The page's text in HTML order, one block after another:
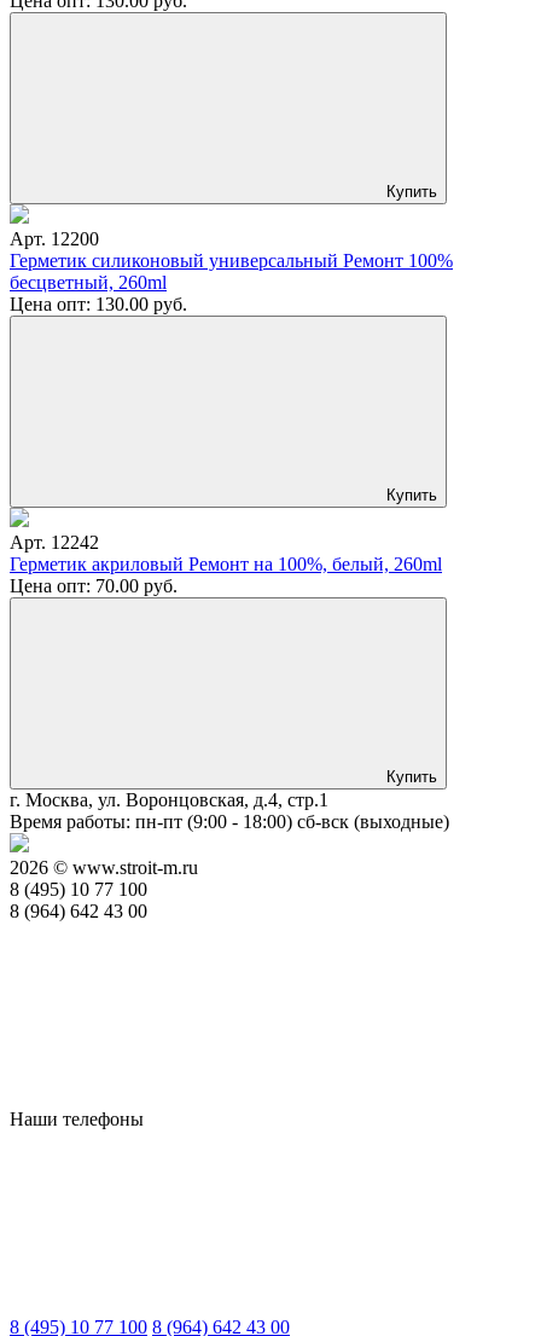
Купить
Арт. 12200
Герметик силиконовый универсальный Ремонт 100%
бесцветный, 260ml
Цена опт: 130.00 руб.
Купить
Арт. 12242
Герметик акриловый Ремонт на 100%, белый, 260ml
Цена опт: 70.00 руб.
Купить
г. Москва, ул. Воронцовская, д.4, стр.1
Время работы: пн-пт (9:00 - 18:00) сб-вск (выходные)
2026 © www.stroit-m.ru
8 (495) 10 77 100
8 (964) 642 43 00
Наши телефоны
8 (495) 10 77 100 8 (964) 642 43 00